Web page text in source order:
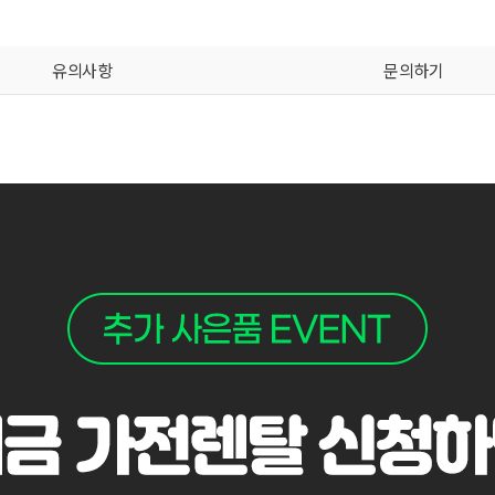
유의사항 문의하기